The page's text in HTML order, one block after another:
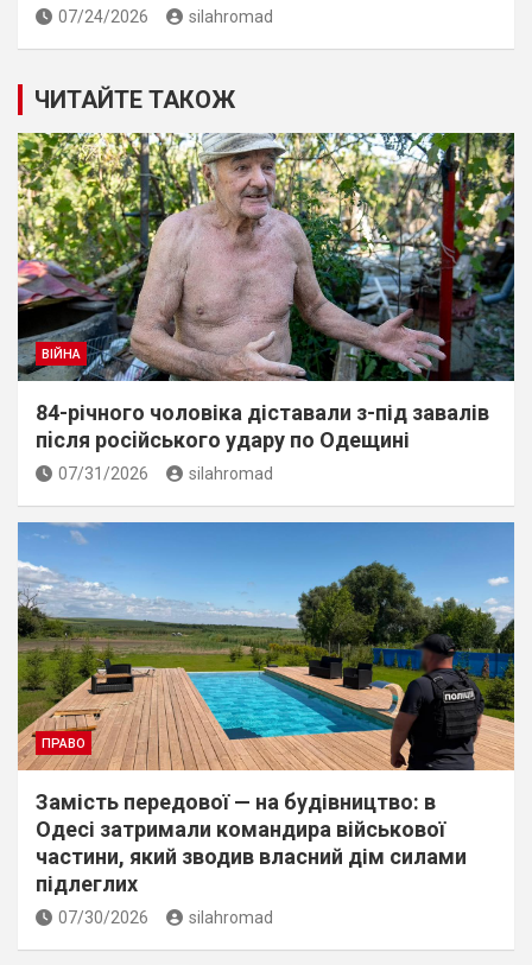
07/24/2026 silahromad
ЧИТАЙТЕ ТАКОЖ
ВІЙНА
84-річного чоловіка діставали з-під завалів
пiсля росiйського удару по Одещині
07/31/2026 silahromad
ПРАВО
Замість передової — на будівництво: в
Одесі затримали командира військової
частини, який зводив власний дім силами
підлеглих
07/30/2026 silahromad